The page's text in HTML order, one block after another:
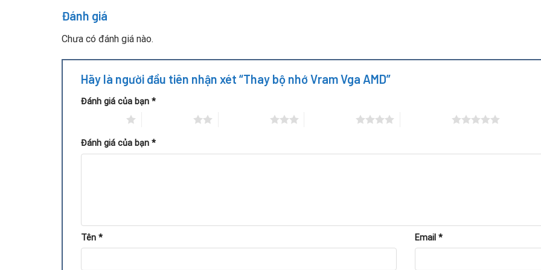
Đối với các dòng
hiệu năng trong các tác vụ game, dựng hình 3D hoặc xử lý đa phương tiện.
Khi nào cần thay VRAM trên VGA AMD?
Dưới đây là các dấu hiệu phổ biến cho thấybộ nhớ VRAM trên VGA AMD có thể bị lỗi
Hình ảnh bịrác, sọc, vỡ hình
Máy khởi động lên nhưng
Nếu xuất hiện một hoặc nhiều dấu hiệu trên, khả năng cao VRAM đã hỏng và cần được thay mới để VGA hoạt
Đánh giá
Chưa có đánh giá nào.
Hãy là người đầu tiên nhận xét “Thay bộ nhớ Vram Vga AMD”
Đánh giá của bạn *
Đánh giá của bạn *
Tên * Email *